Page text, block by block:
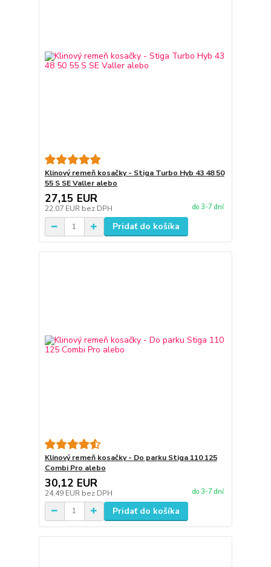
Klinový remeň kosačky - Stiga Turbo Hyb 43 48 50
55 S SE Valler alebo
27,15 EUR
22,07 EUR bez DPH do 3-7 dní
Pridať do košíka
Klinový remeň kosačky - Do parku Stiga 110 125
Combi Pro alebo
30,12 EUR
24,49 EUR bez DPH do 3-7 dní
Pridať do košíka